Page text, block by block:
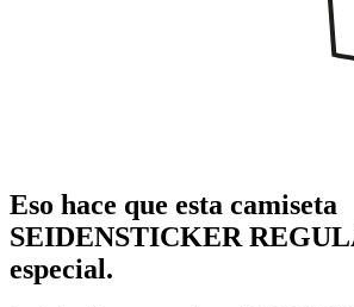
Eso hace que esta camiseta
SEIDENSTICKER
especial.